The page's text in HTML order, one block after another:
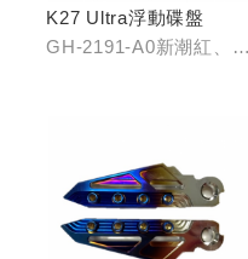
K27 Ultra浮動碟盤
GH-2191-A0新潮紅、